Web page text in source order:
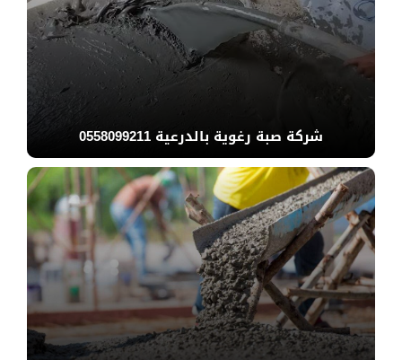
شركة صبة رغوية بالدرعية 0558099211